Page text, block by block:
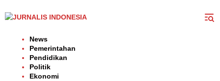
ke
News
Pemerintahan
Pendidikan
Politik
Ekonomi